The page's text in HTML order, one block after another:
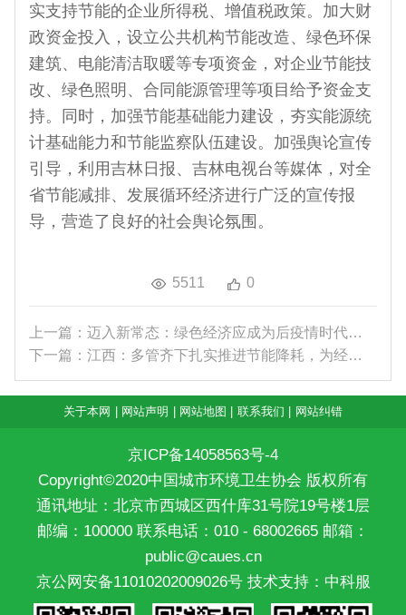
实支持节能的企业所得税、增值税政策。加大财
政资金投入，设立公共机构节能改造、绿色环保
建筑、电能清洁取暖等专项资金，对企业节能技
改、绿色照明、合同能源管理等项目给予资金支
持。同时，加强节能基础能力建设，夯实能源统
计基础能力和节能监察队伍建设。加强舆论宣传
引导，利用吉林日报、吉林电视台等媒体，对全
省节能减排、发展循环经济进行广泛的宣传报
导，营造了良好的社会舆论氛围。
5511 0
上一篇：迈入新常态：绿色经济应成为后疫情时代的重...
下一篇：江西：多管齐下扎实推进节能降耗，为经济社...
关于本网 网站声明 网站地图 联系我们 网站纠错
京ICP备14058563号-4
Copyright©2020中国城市环境卫生协会 版权所有
通讯地址：北京市西城区西什库31号院19号楼1层
邮编：100000 联系电话：010 - 68002665 邮箱：
public@caues.cn
京公网安备11010202009026号 技术支持：中科服